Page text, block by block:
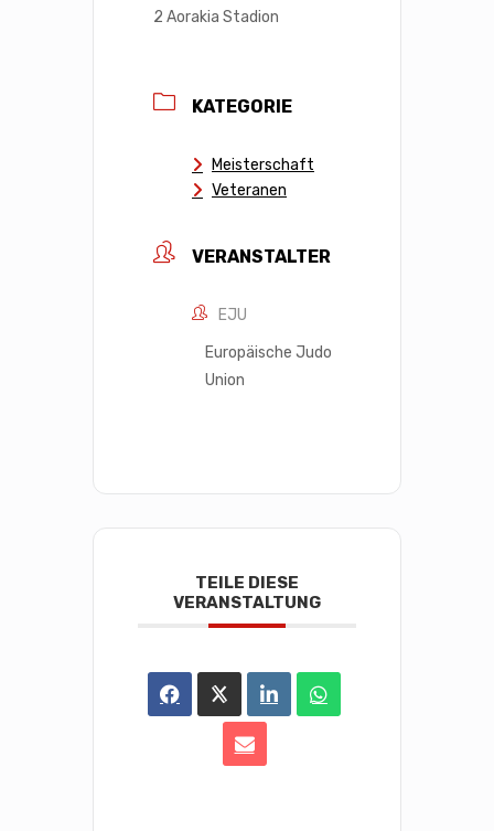
2 Aorakia Stadion
KATEGORIE
Meisterschaft
Veteranen
VERANSTALTER
EJU
Europäische Judo
Union
TEILE DIESE
VERANSTALTUNG